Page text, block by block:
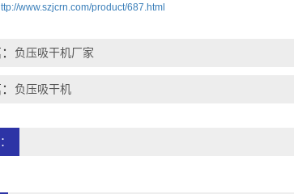
www.szjcrn.com/product/687.html
负压吸干机厂家
负压吸干机